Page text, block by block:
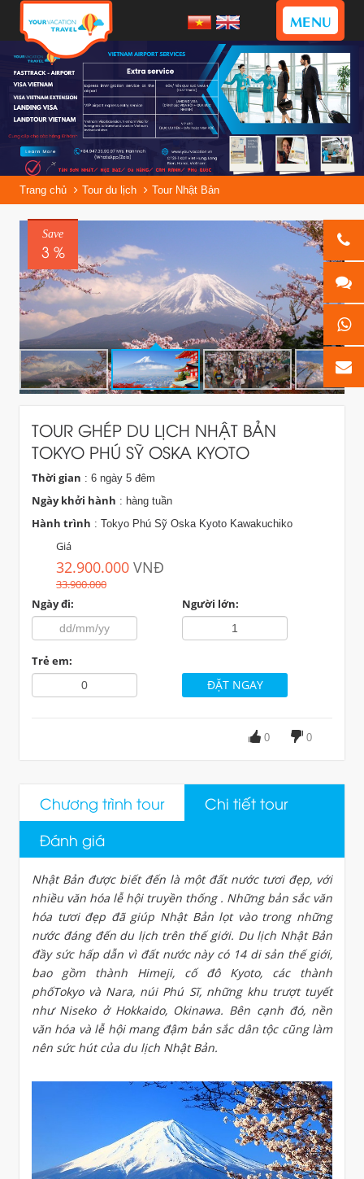
MENU
Trang chủ Tour du lịch Tour Nhật Bản
Save
3 %
TOUR GHÉP DU LỊCH NHẬT BẢN
TOKYO PHÚ SỸ OSKA KYOTO
Thời gian : 6 ngày 5 đêm
Ngày khởi hành : hàng tuần
Hành trình : Tokyo Phú Sỹ Oska Kyoto Kawakuchiko
Giá
32.900.000 VNĐ
33.900.000
Ngày đi:
Người lớn:
Trẻ em:
0
0
Chương trình tour
Chi tiết tour
Đánh giá
Nhật Bản được biết đến là một đất nước tươi đẹp, với
nhiều văn hóa lễ hội truyền thống . Những bản sắc văn
hóa tươi đẹp đã giúp Nhật Bản lọt vào trong những
nước đáng đến du lịch trên thế giới. Du lịch Nhật Bản
đầy sức hấp dẫn vì đất nước này có 14 di sản thế giới,
bao gồm thành Himeji, cố đô Kyoto, các thành
phốTokyo và Nara, núi Phú Sĩ, những khu trượt tuyết
như Niseko ở Hokkaido, Okinawa. Bên cạnh đó, nền
văn hóa và lễ hội mang đậm bản sắc dân tộc cũng làm
nên sức hút của du lịch Nhật Bản.